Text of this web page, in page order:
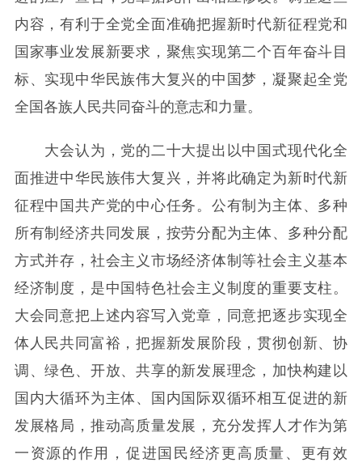
内容，有利于全党全面准确把握新时代新征程党和
国家事业发展新要求，聚焦实现第二个百年奋斗目
标、实现中华民族伟大复兴的中国梦，凝聚起全党
全国各族人民共同奋斗的意志和力量。
大会认为，党的二十大提出以中国式现代化全
面推进中华民族伟大复兴，并将此确定为新时代新
征程中国共产党的中心任务。公有制为主体、多种
所有制经济共同发展，按劳分配为主体、多种分配
方式并存，社会主义市场经济体制等社会主义基本
经济制度，是中国特色社会主义制度的重要支柱。
大会同意把上述内容写入党章，同意把逐步实现全
体人民共同富裕，把握新发展阶段，贯彻创新、协
调、绿色、开放、共享的新发展理念，加快构建以
国内大循环为主体、国内国际双循环相互促进的新
发展格局，推动高质量发展，充分发挥人才作为第
一资源的作用，促进国民经济更高质量、更有效